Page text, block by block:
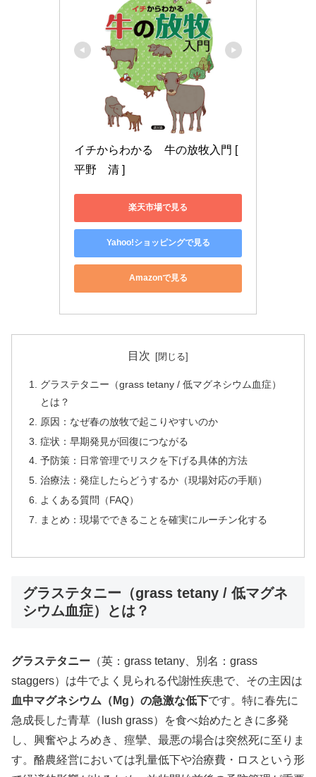
イチからわかる　牛の放牧入門 [
平野　清 ]
楽天市場で見る
Yahoo!ショッピングで見る
Amazonで見る
目次
グラステタニー（grass tetany / 低マグネシウム血症）
とは？
原因：なぜ春の放牧で起こりやすいのか
症状：早期発見が回復につながる
予防策：日常管理でリスクを下げる具体的方法
治療法：発症したらどうするか（現場対応の手順）
よくある質問（FAQ）
まとめ：現場でできることを確実にルーチン化する
グラステタニー（grass tetany / 低マグネ
シウム血症）とは？
グラステタニー （英：grass tetany、別名：grass
staggers）は牛でよく見られる代謝性疾患で、その主因は
血中マグネシウム（Mg）の急激な低下です。特に春先に
急成長した青草（lush grass）を食べ始めたときに多発
し、興奮やよろめき、痙攣、最悪の場合は突然死に至りま
す。酪農経営においては乳量低下や治療費・ロスという形